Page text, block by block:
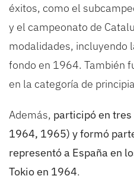
éxitos, como el
y el campeonato de
modalidades, incluyendo
fondo en 1964. También
en la categoría de
Además, participó en
1964, 1965) y formó
representó a España en
Tokio en 1964.